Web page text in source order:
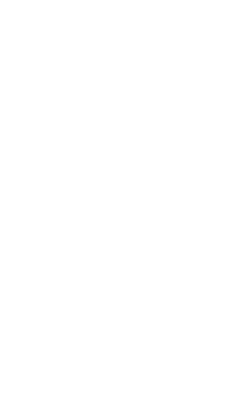
darauf zugreifen
diese
für Ihre Nutzung des
Archivierung oder
der Software.